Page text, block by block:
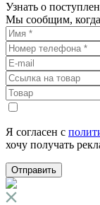
Узнать о
Мы сообщим, когда
Я согласен с
хочу получать
Отправить